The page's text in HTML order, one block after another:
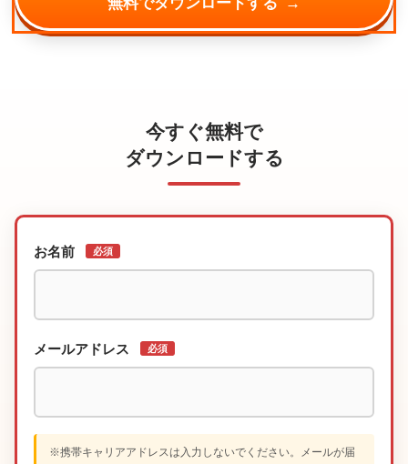
今すぐ無料で
ダウンロードする
お名前 必須
メールアドレス 必須
※携帯キャリアアドレスは入力しないでください。メールが届